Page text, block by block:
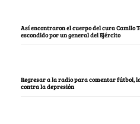
Así encontraron el cuerpo del cura Camilo
escondido por un general del Ejército
Regresar a la radio para comentar fútbol,
contra la depresión